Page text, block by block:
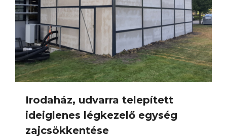
Irodaház, udvarra telepített
ideiglenes légkezelő egység
zajcsökkentése